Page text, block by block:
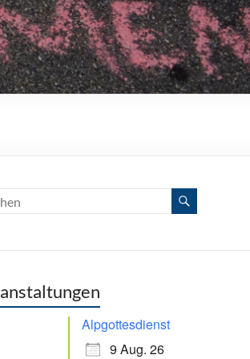
Alpgottesdienst
9 Aug. 26